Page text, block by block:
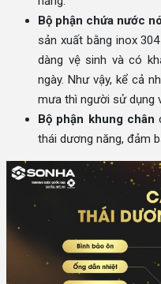
Bộ phận chứa nước
sản xuất bằng inox
dàng vệ sinh và có
ngày. Như vậy, kể cả
mưa thì người sử dụng
Bộ phận khung chân
thái dương năng, đảm